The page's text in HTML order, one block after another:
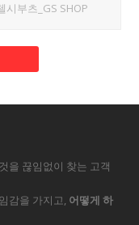
시부츠_GS SHOP
을 끊임없이 찾는 고객
감을 가지고, 어떻게 하